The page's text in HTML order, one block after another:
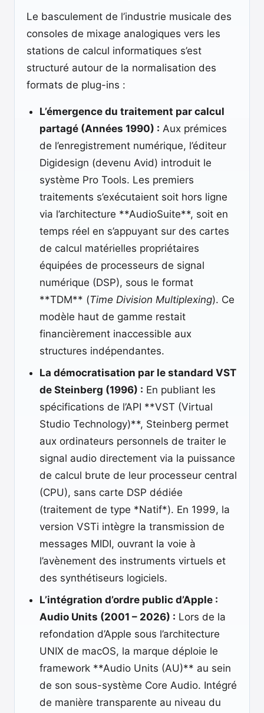
Le basculement de l’industrie musicale des
consoles de mixage analogiques vers les
stations de calcul informatiques s’est
structuré autour de la normalisation des
formats de plug-ins :
L’émergence du traitement par calcul
partagé (Années 1990) : Aux prémices
de l’enregistrement numérique, l’éditeur
Digidesign (devenu Avid) introduit le
système Pro Tools. Les premiers
traitements s’exécutaient soit hors ligne
via l’architecture **AudioSuite**, soit en
temps réel en s’appuyant sur des cartes
de calcul matérielles propriétaires
équipées de processeurs de signal
numérique (DSP), sous le format
**TDM** (Time Division Multiplexing). Ce
modèle haut de gamme restait
financièrement inaccessible aux
structures indépendantes.
La démocratisation par le standard VST
de Steinberg (1996) : En publiant les
spécifications de l’API **VST (Virtual
Studio Technology)**, Steinberg permet
aux ordinateurs personnels de traiter le
signal audio directement via la puissance
de calcul brute de leur processeur central
(CPU), sans carte DSP dédiée
(traitement de type *Natif*). En 1999, la
version VSTi intègre la transmission de
messages MIDI, ouvrant la voie à
l’avènement des instruments virtuels et
des synthétiseurs logiciels.
L’intégration d’ordre public d’Apple :
Audio Units (2001 – 2026) : Lors de la
refondation d’Apple sous l’architecture
UNIX de macOS, la marque déploie le
framework **Audio Units (AU)** au sein
de son sous-système Core Audio. Intégré
de manière transparente au niveau du